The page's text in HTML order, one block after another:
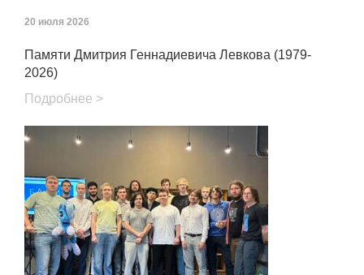
20 июля 2026
Памяти Дмитрия Геннадиевича Левкова (1979-
2026)
Подробнее >